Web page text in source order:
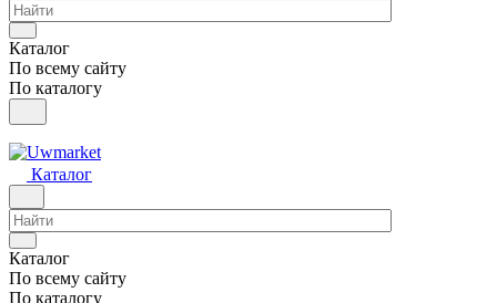
Каталог
По всему сайту
По каталогу
Каталог
Каталог
По всему сайту
По каталогу